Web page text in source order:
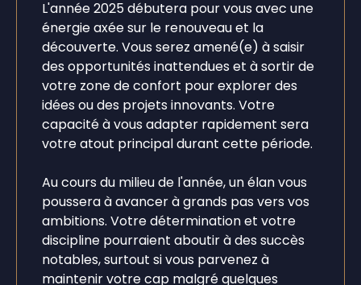
L'année 2025 débutera pour vous avec une
énergie axée sur le renouveau et la
découverte. Vous serez amené(e) à saisir
des opportunités inattendues et à sortir de
votre zone de confort pour explorer des
idées ou des projets innovants. Votre
capacité à vous adapter rapidement sera
votre atout principal durant cette période.
Au cours du milieu de l'année, un élan vous
poussera à avancer à grands pas vers vos
ambitions. Votre détermination et votre
discipline pourraient aboutir à des succès
notables, surtout si vous parvenez à
maintenir votre cap malgré quelques